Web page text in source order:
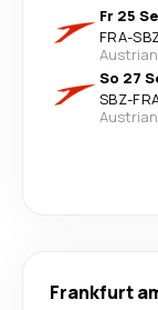
Fr 25
FRA-
Austrian
So 27
SBZ-
Austrian
Frankfurt